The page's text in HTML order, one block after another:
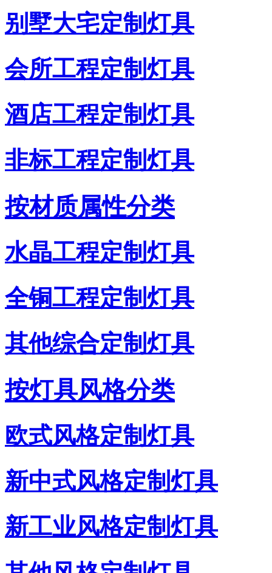
别墅大宅定制灯具
会所工程定制灯具
酒店工程定制灯具
非标工程定制灯具
按材质属性分类
水晶工程定制灯具
全铜工程定制灯具
其他综合定制灯具
按灯具风格分类
欧式风格定制灯具
新中式风格定制灯具
新工业风格定制灯具